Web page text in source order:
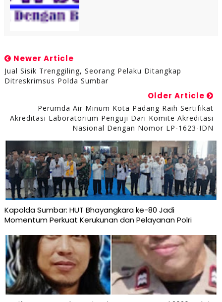
Newer Article
Jual Sisik Trenggiling, Seorang Pelaku Ditangkap
Ditreskrimsus Polda Sumbar
Older Article
Perumda Air Minum Kota Padang Raih Sertifikat
Akreditasi Laboratorium Penguji Dari Komite Akreditasi
Nasional Dengan Nomor LP-1623-IDN
Kapolda Sumbar: HUT Bhayangkara ke-80 Jadi
Momentum Perkuat Kerukunan dan Pelayanan Polri